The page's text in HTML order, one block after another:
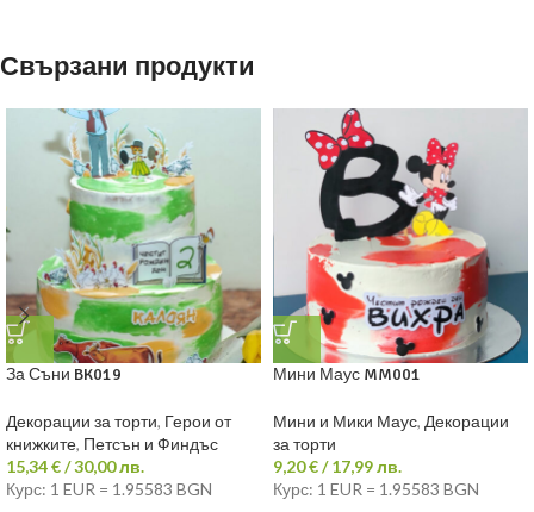
Свързани продукти
За Съни BK019
Декорации за торти, Герои от
книжките, Петсън и Финдъс
15,34€/ 30,00 лв.
Курс: 1 EUR = 1.95583 BGN
Мини Маус MM001
Мини и Мики Маус, Декорации
за торти
9,20€/ 17,99 лв.
Курс: 1 EUR = 1.95583 BGN